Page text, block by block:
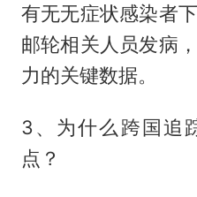
有无无症状感染者
邮轮相关人员发病
力的关键数据。
3、为什么跨国追
点？